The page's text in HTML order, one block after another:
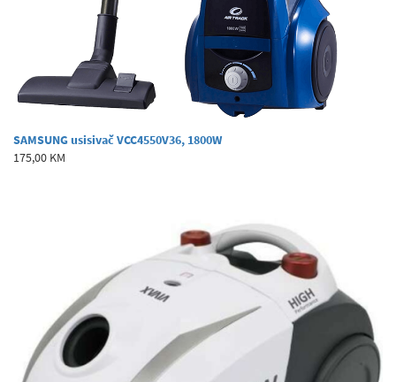
SAMSUNG usisivač VCC4550V36, 1800W
175,00 KM